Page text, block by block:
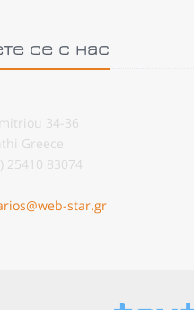
се с нас
34-36
Greece
25410 83074
star.gr